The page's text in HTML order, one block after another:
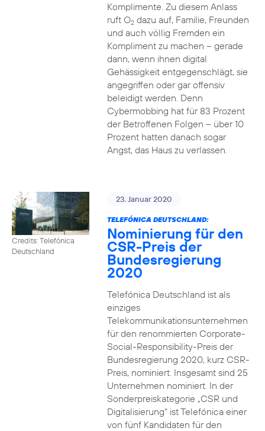
Komplimente. Zu diesem Anlass
ruft O2dazu auf, Familie, Freunden
und auch völlig Fremden ein
Kompliment zu machen – gerade
dann, wenn ihnen digital
Gehässigkeit entgegenschlägt, sie
angegriffen oder gar offensiv
beleidigt werden. Denn
Cybermobbing hat für 83 Prozent
der Betroffenen Folgen – über 10
Prozent hatten danach sogar
Angst, das Haus zu verlassen.
Credits: Telefónica
Deutschland
23. Januar 2020
TELEFÓNICA DEUTSCHLAND:
Nominierung für den
CSR-Preis der
Bundesregierung
2020
Telefónica Deutschland ist als
einziges
Telekommunikationsunternehmen
für den renommierten Corporate-
Social-Responsibility-Preis der
Bundesregierung 2020, kurz CSR-
Preis, nominiert. Insgesamt sind 25
Unternehmen nominiert. In der
Sonderpreiskategorie „CSR und
Digitalisierung“ ist Telefónica einer
von fünf Kandidaten für den